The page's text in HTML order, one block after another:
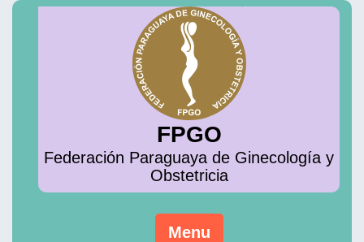
Skip
FPGO
Federación Paraguaya de Ginecología y
Obstetricia
Menu